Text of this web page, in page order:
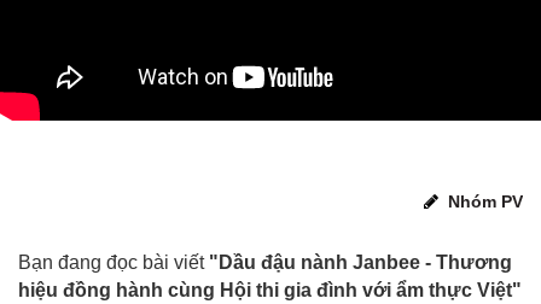
Nhóm PV
Bạn đang đọc bài viết "Dầu đậu nành Janbee - Thương
hiệu đồng hành cùng Hội thi gia đình với ẩm thực Việt"